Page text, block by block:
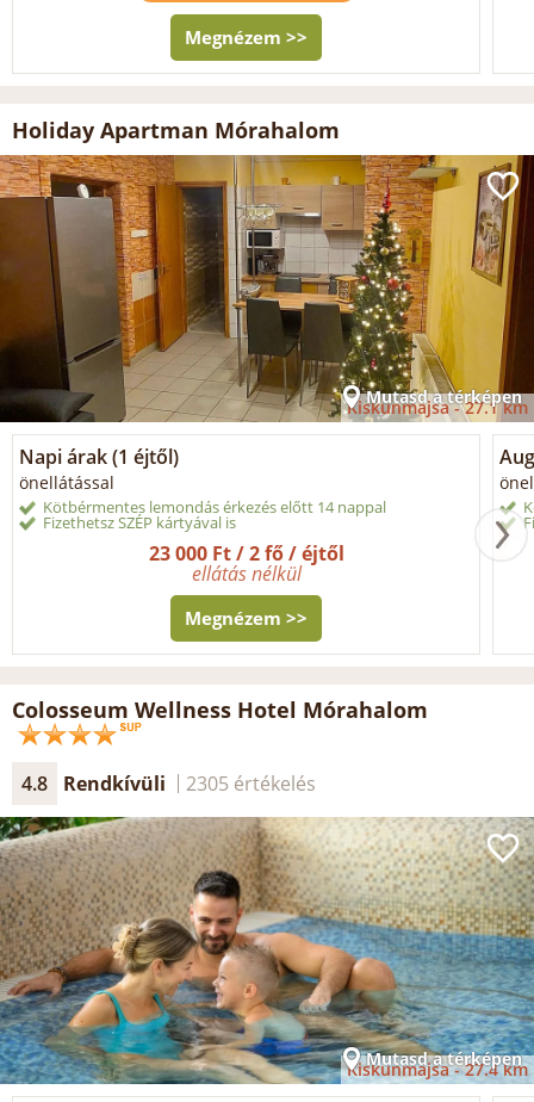
Megnézem >>
Holiday Apartman Mórahalom
Mutasd a térképen
Kiskunmajsa -27.1 km
Napi árak (1 éjtől)
önellátással
Kötbérmentes lemondás érkezés előtt 14 nappal
Fizethetsz SZÉP kártyával is
23 000 Ft / 2 fő / éjtől
ellátás nélkül
Megnézem >>
Colosseum Wellness Hotel Mórahalom
4.8 Rendkívüli 2305 értékelés
Mutasd a térképen
Kiskunmajsa -27.4 km